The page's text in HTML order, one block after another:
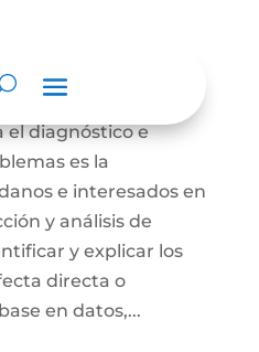
diagnóstico de
de
el diagnóstico e
es la
e interesados en
y análisis de
y explicar los
directa o
en datos,...